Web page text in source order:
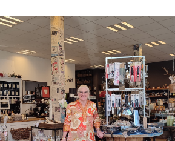
RAW Planke Skærebræt, Large